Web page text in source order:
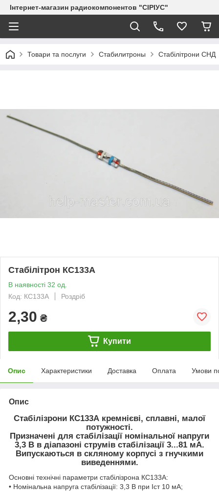
Інтернет-магазин радиокомпонентов "СІРІУС"
Товари та послуги Стабилитроны Стабілітрони СНД
Стабілітрон КС133А
В наявності 32 од.
Код: КС133А
Роздріб
2,30 ₴
Купити
Опис Характеристики Доставка Оплата Умови
Опис
Стабілізрони КС133А кремнієві, сплавні, малої
потужності.
Призначені для стабілізації номінальної напруги
3,3 В в діапазоні струмів стабілізації 3...81 мА.
Випускаються в скляному корпусі з гнучкими
виведеннями.
Основні технічні параметри стабілізрона КС133А:
• Номінальна напруга стабілізації: 3,3 В при Iст 10 мА;